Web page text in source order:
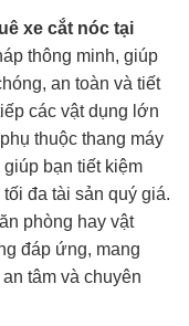
xe cắt nóc tại
thông minh, giúp
an toàn và tiết
các vật dụng lớn
thuộc thang máy
bạn tiết kiệm
đa tài sản quý giá.
phòng hay vật
đáp ứng, mang
tâm và chuyên